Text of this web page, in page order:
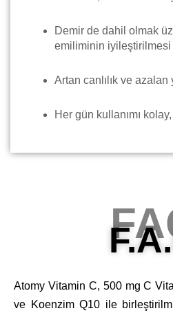
Demir de dahil olmak
emiliminin iyileştirilmesi
Artan canlılık ve
Her gün kullanımı
Atomy Vitamin C, 500 mg C
ve Koenzim Q10 ile